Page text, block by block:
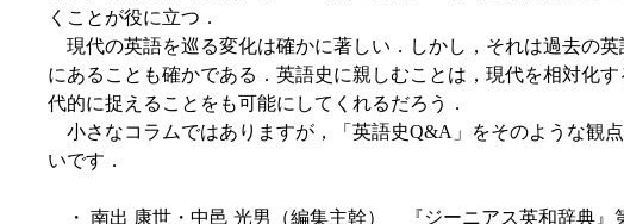
くことが役に立つ．
現代の英語を巡る変化は確かに著しい．しかし，それは過去の
にあることも確かである．英語史に親しむことは，現代を相対化
代的に捉えることをも可能にしてくれるだろう．
小さなコラムではありますが，「英語史Q&A」をそのような観
いです．
・ 南出 康世・中邑 光男（編集主幹） 『ジーニアス英和辞典』